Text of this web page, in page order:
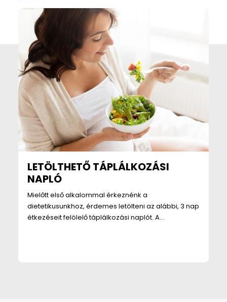
LETÖLTHETŐ TÁPLÁLKOZÁSI
NAPLÓ
Mielőtt első alkalommal érkeznénk a
dietetikusunkhoz, érdemes letölteni az alábbi, 3 nap
étkezéseit felölelő táplálkozási naplót. A…